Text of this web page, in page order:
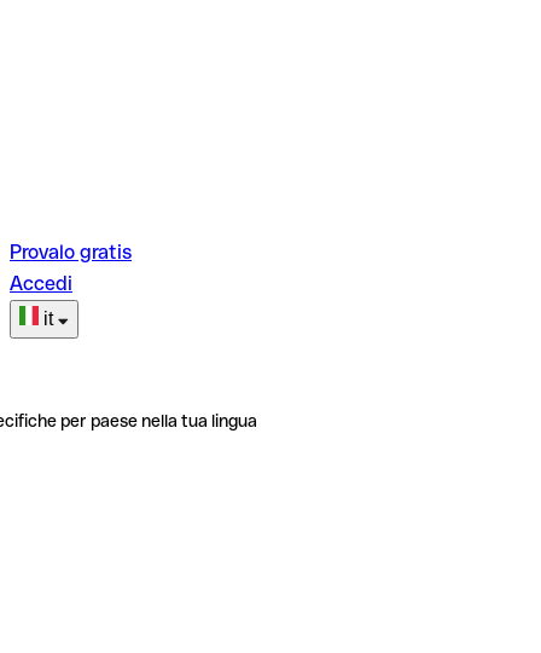
Provalo gratis
Accedi
it
per paese nella tua lingua